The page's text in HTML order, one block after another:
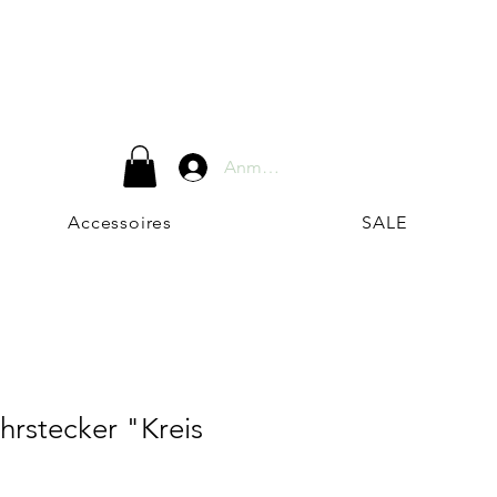
Anmelden
Accessoires SALE
"Kreis